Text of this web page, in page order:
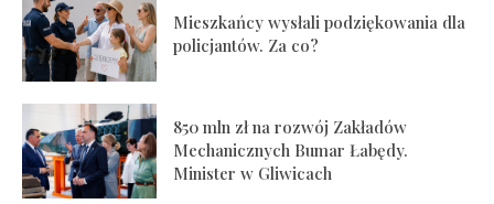
Mieszkańcy wysłali podziękowania dla
policjantów. Za co?
850 mln zł na rozwój Zakładów
Mechanicznych Bumar Łabędy.
Minister w Gliwicach